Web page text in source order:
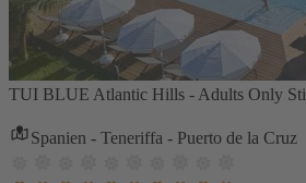
TUI BLUE Atlantic Hills - Adults Only
Spanien - Teneriffa - Puerto de la Cruz